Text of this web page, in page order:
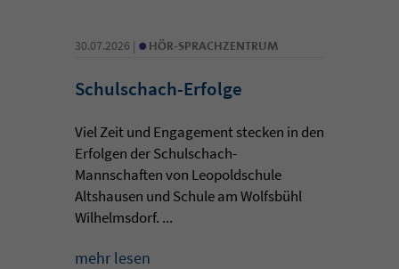
30.07.2026 | • HÖR-SPRACHZENTRUM
Schulschach-Erfolge
Viel Zeit und Engagement stecken in den
Erfolgen der Schulschach-
Mannschaften von Leopoldschule
Altshausen und Schule am Wolfsbühl
Wilhelmsdorf. ...
mehr lesen